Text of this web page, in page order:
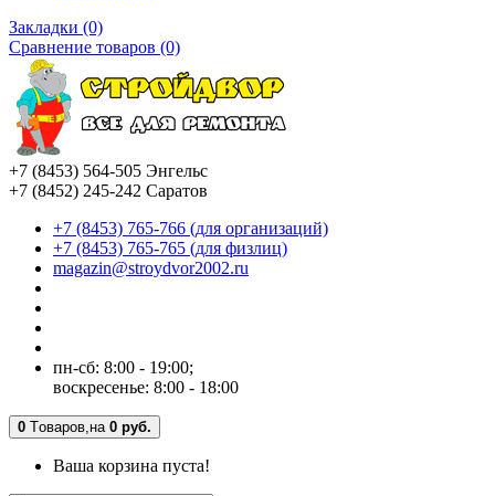
Закладки (0)
Сравнение товаров (0)
+7 (8453) 564-505 Энгельс
+7 (8452) 245-242 Саратов
+7 (8453) 765-766 (для организаций)
+7 (8453) 765-765 (для физлиц)
magazin@stroydvor2002.ru
пн-сб: 8:00 - 19:00;
воскресенье: 8:00 - 18:00
0 Tоваров,на 0 руб.
Ваша корзина пуста!